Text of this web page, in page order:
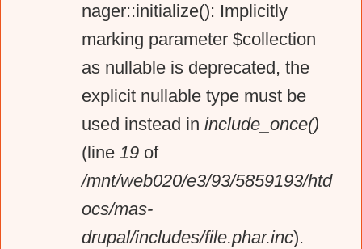
nager::initialize(): Implicitly
marking parameter $collection
as nullable is deprecated, the
explicit nullable type must be
used instead in include_once()
(line 19 of
/mnt/web020/e3/93/5859193/htd
ocs/mas-
drupal/includes/file.phar.inc).